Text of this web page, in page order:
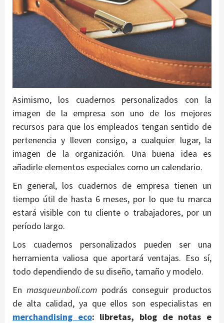
Asimismo, los cuadernos personalizados con la
imagen de la empresa son uno de los mejores
recursos para que los empleados tengan sentido de
pertenencia y lleven consigo, a cualquier lugar, la
imagen de la organización. Una buena idea es
añadirle elementos especiales como un calendario.
En general, los cuadernos de empresa tienen un
tiempo útil de hasta 6 meses, por lo que tu marca
estará visible con tu cliente o trabajadores, por un
período largo.
Los cuadernos personalizados pueden ser una
herramienta valiosa que aportará ventajas. Eso sí,
todo dependiendo de su diseño, tamaño y modelo.
En masqueunboli.com podrás conseguir productos
de alta calidad, ya que ellos son especialistas en
merchandising eco: libretas, blog de notas e